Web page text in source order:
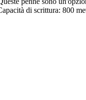
di scrittura: 800